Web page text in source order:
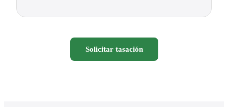
Solicitar tasación